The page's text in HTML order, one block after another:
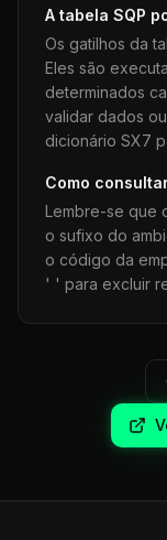
A tabela SQP
Os gatilhos da
Eles são
determinados
validar dados
dicionário SX7
Como
Lembre-se que
o sufixo do
o código da
' ' para excluir